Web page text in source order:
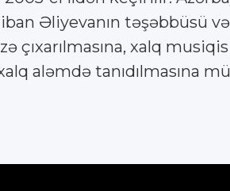
Əliyevanın təşəbbüsü və
çıxarılmasına, xalq
aləmdə tanıdılmasına